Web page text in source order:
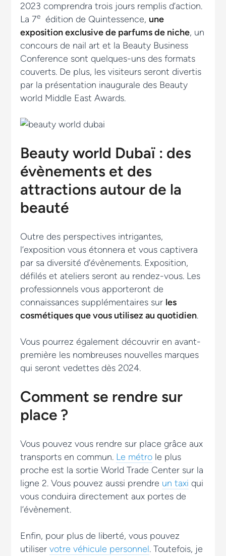
2023 comprendra trois jours remplis d’action.
La 7e édition de Quintessence, une
exposition exclusive de parfums de niche, un
concours de nail art et la Beauty Business
Conference sont quelques-uns des formats
couverts. De plus, les visiteurs seront divertis
par la présentation inaugurale des Beauty
world Middle East Awards.
Beauty world Dubaï : des
évènements et des
attractions autour de la
beauté
Outre des perspectives intrigantes,
l’exposition vous étonnera et vous captivera
par sa diversité d’évènements. Exposition,
défilés et ateliers seront au rendez-vous. Les
professionnels vous apporteront de
connaissances supplémentaires sur les
cosmétiques que vous utilisez au quotidien.
Vous pourrez également découvrir en avant-
première les nombreuses nouvelles marques
qui seront vedettes dès 2024.
Comment se rendre sur
place ?
Vous pouvez vous rendre sur place grâce aux
transports en commun. Le métro le plus
proche est la sortie World Trade Center sur la
ligne 2. Vous pouvez aussi prendre un taxi qui
vous conduira directement aux portes de
l’évènement.
Enfin, pour plus de liberté, vous pouvez
utiliservotre véhicule personnel. Toutefois, je